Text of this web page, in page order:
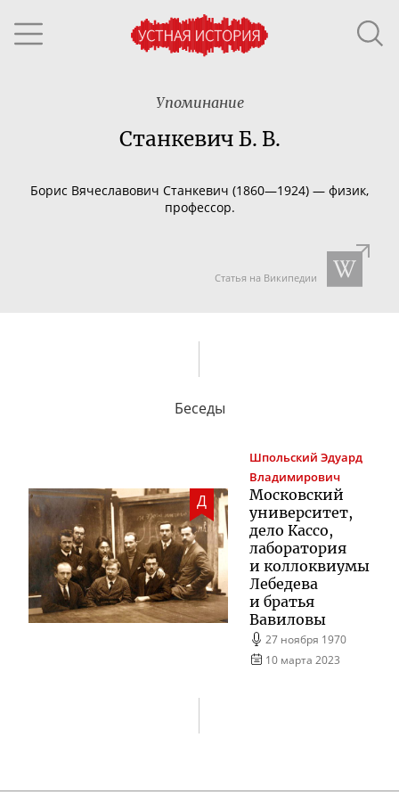
Упоминание
Станкевич Б. В.
Борис Вячеславович Станкевич (1860—1924) — физик,
профессор.
Статья на Википедии
Беседы
Д
Шпольский Эдуард
Владимирович
Московский
университет,
дело Кассо,
лаборатория
и коллоквиумы
Лебедева
и братья
Вавиловы
27 ноября 1970
10 марта 2023